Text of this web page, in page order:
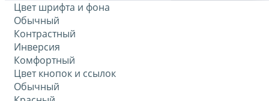
Цвет шрифта и фона
Обычный
Контрастный
Инверсия
Комфортный
Цвет кнопок и ссылок
Обычный